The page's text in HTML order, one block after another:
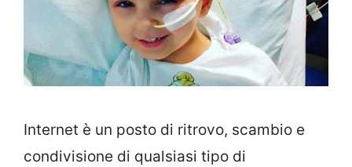
Internet è un posto di ritrovo, scambio e
condivisione di qualsiasi tipo di